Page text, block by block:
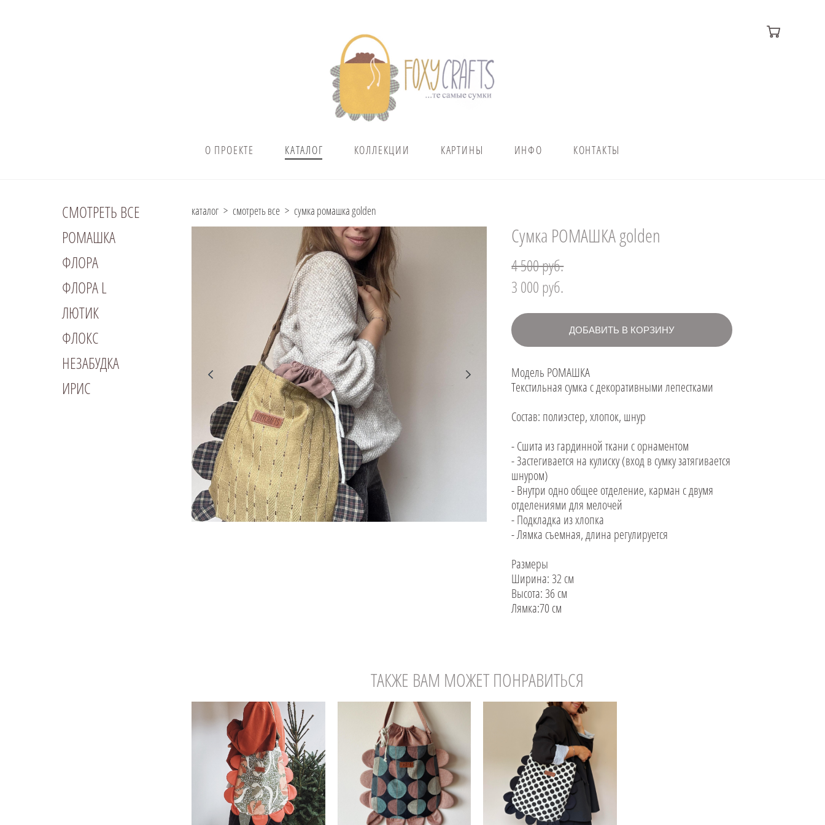
О ПРОЕКТЕ КАТАЛОГ КОЛЛЕКЦИИ КАРТИНЫ ИНФО КОНТАКТЫ
СМОТРЕТЬ ВСЕ
РОМАШКА
ФЛОРА
ФЛОРА L
ЛЮТИК
ФЛОКС
НЕЗАБУДКА
ИРИС
каталог > смотреть все > сумка ромашка golden
Сумка РОМАШКА golden
4 500 pуб.
3 000 pуб.
ДОБАВИТЬ В КОРЗИНУ
Модель РОМАШКА
Текстильная сумка с декоративными лепестками
Состав: полиэстер, хлопок, шнур
- Сшита из гардинной ткани с орнаментом
- Застегивается на кулиску (вход в сумку затягивается
шнуром)
- Внутри одно общее отделение, карман с двумя
отделениями для мелочей
- Подкладка из хлопка
- Лямка съемная, длина регулируется
Размеры
Ширина: 32 см
Высота: 36 см
Лямка:70 см
ТАКЖЕ ВАМ МОЖЕТ ПОНРАВИТЬСЯ